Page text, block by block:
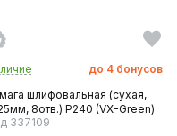
до 4 бонусов
шлифовальная (сухая,
8отв.) P240 (VX-Green)
337109